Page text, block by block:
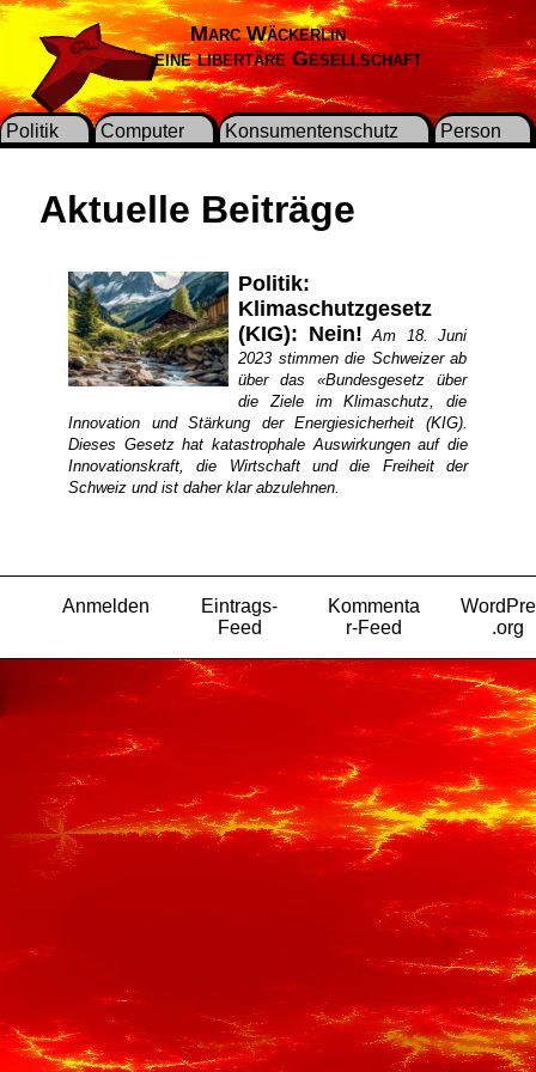
Marc Wäckerlin
Für eine libertäre Gesellschaft
Politik Computer Konsumentenschutz Person
Aktuelle Beiträge
Politik:
Klimaschutzgesetz
(KIG): Nein!
Am 18. Juni
2023 stimmen die Schweizer ab
über das «Bundesgesetz über
die Ziele im Klimaschutz, die
Innovation und Stärkung der Energiesicherheit (KIG).
Dieses Gesetz hat katastrophale Auswirkungen auf die
Innovationskraft, die Wirtschaft und die Freiheit der
Schweiz und ist daher klar abzulehnen.
Anmelden
Eintrags-
Feed
Kommenta
r-Feed
.org